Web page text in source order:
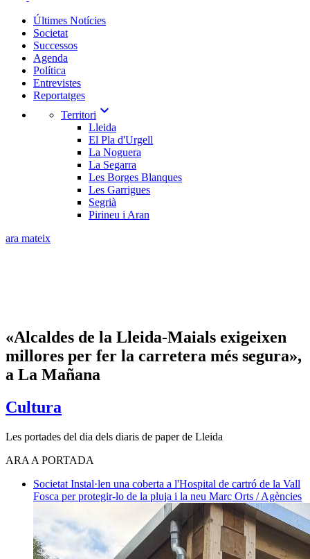
Últimes Notícies
Societat
Successos
Agenda
Política
Entrevistes
Reportatges
Territori expand_more
Lleida
El Pla d'Urgell
La Noguera
La Segarra
Les Borges Blanques
Les Garrigues
Segrià
Pirineu i Aran
ara mateix
«Alcaldes de la Lleida-Maials exigeixen
millores per fer la carretera més segura»,
a La Mañana
Cultura
Les portades del dia dels diaris de paper de Lleida
ARA A PORTADA
Societat Instal·len una coberta a l'Hospital de cartró de la Vall
Fosca per protegir-lo de la pluja i la neu Marc Orts / Agències